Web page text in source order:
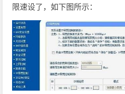
限速设了，如下图所示：